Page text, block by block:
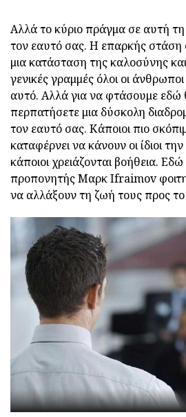
Αλλά το κύριο πράγμα σε αυτή
τον εαυτό σας. Η επαρκής στάση
μια κατάσταση της καλοσύνης
γενικές γραμμές όλοι οι
αυτό. Αλλά για να φτάσουμε εδώ
περπατήσετε μια δύσκολη
τον εαυτό σας. Κάποιοι πιο
καταφέρνει να κάνουν οι ίδιοι
κάποιοι χρειάζονται βοήθεια.
προπονητής Μαρκ Ifraimov
να αλλάξουν τη ζωή τους προς